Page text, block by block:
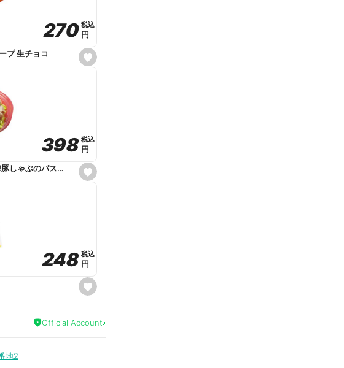
s
e
e
270
270 税込
税込
円
円
プ 生チョコ
s
e
e
398
398 税込
税込
円
円
たんぱく質が摂れる!豚しゃぶのパスタサラダ
s
e
a
248
248 税込
税込
円
円
Official Account
地2